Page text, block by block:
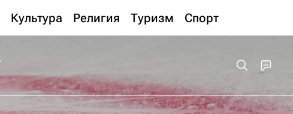
Культура Религия Туризм Спорт